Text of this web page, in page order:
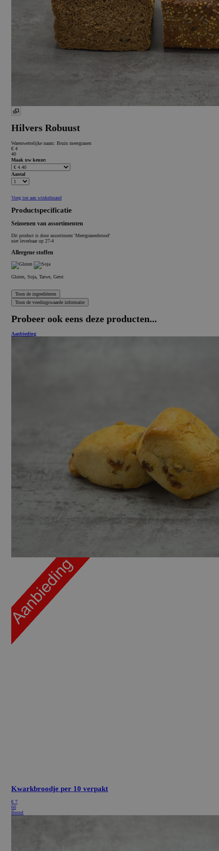
Hilvers Robuust
Warenwettelijke naam: Bruin meergranen
€ 4
40
Maak uw keuze:
Aantal
Voeg toe aan winkelmand
Productspecificatie
Seizoenen van assortimenten
Dit product is door assortiment 'Meergranenbrood'
niet leverbaar op 27-4
Allergene stoffen
Gluten, Soja, Tarwe, Gerst
Probeer ook eens deze producten...
Aanbieding
Kwarkbroodje per 10 verpakt
€ 7
60
Bestel